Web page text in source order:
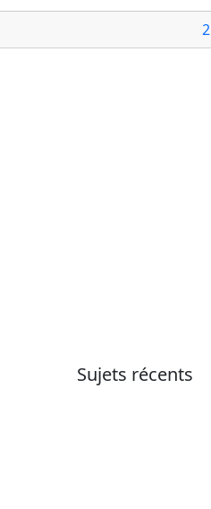
2
Sujets récents